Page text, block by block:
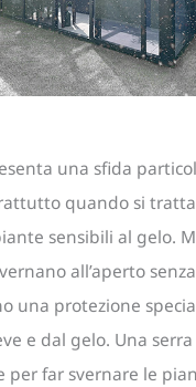
una sfida
quando si
sensibili al gelo.
all’aperto
una protezione
e dal gelo. Una serra
per far svernare le